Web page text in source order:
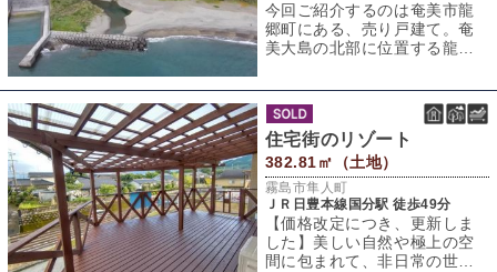
今回ご紹介するのは奄美市龍
郷町にある、売り戸建て。奄
美大島の北部に位置する龍郷
住宅街のリゾート
382.81㎡（土地）
霧島市隼人町
ＪＲ日豊本線国分駅 徒歩49分
【価格改定につき、更新しま
した】美しい自然や極上の空
間に包まれて、非日常の世界